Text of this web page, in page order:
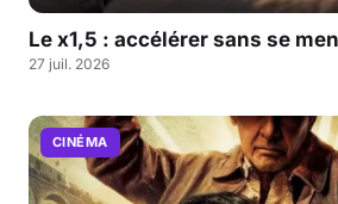
Le x1,5 : accélérer sans se
27 juil. 2026
CINÉMA